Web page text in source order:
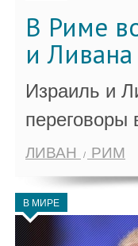
В Риме
и Ливана
Израиль и
ЛИВАН РИМ
В МИРЕ